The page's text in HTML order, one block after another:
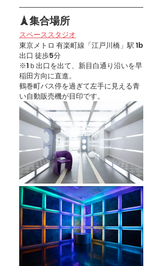
🗼集合場所
スペーススタジオ
東京メトロ 有楽町線「江戸川橋」駅 1b
出口 徒歩5分
※1ｂ出口を出て、新目白通り沿いを早
稲田方向に直進。
鶴巻町バス停を過ぎて左手に見える青
い自動販売機が目印です。